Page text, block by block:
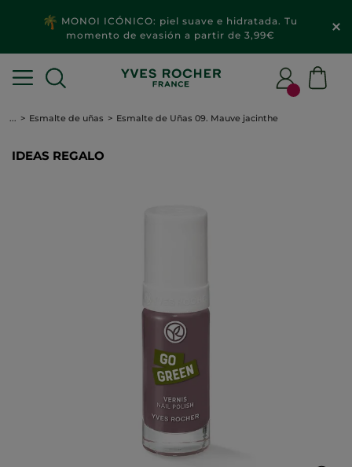
MONOI ICÓNICO: piel suave e hidratada. Tu
momento de evasión a partir de 3,99€
... Esmalte de uñas Esmalte de Uñas 09. Mauve jacinthe
IDEAS REGALO